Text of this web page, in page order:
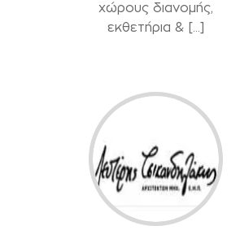
χώρους διανομής,
εκθετήρια & […]